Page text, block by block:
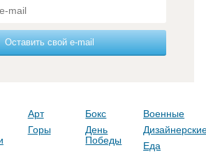
Оставить свой e-mail
Арт Бокс
Военные
Горы
День
Победы
Еда